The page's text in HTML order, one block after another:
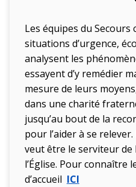
Les équipes du
situations d’urgence,
analysent les
essayent d’y remédier
mesure de leurs
dans une charité
jusqu’au bout de la
pour l’aider à se
veut être le serviteur de
l’Église. Pour connaître
d’accueil ICI